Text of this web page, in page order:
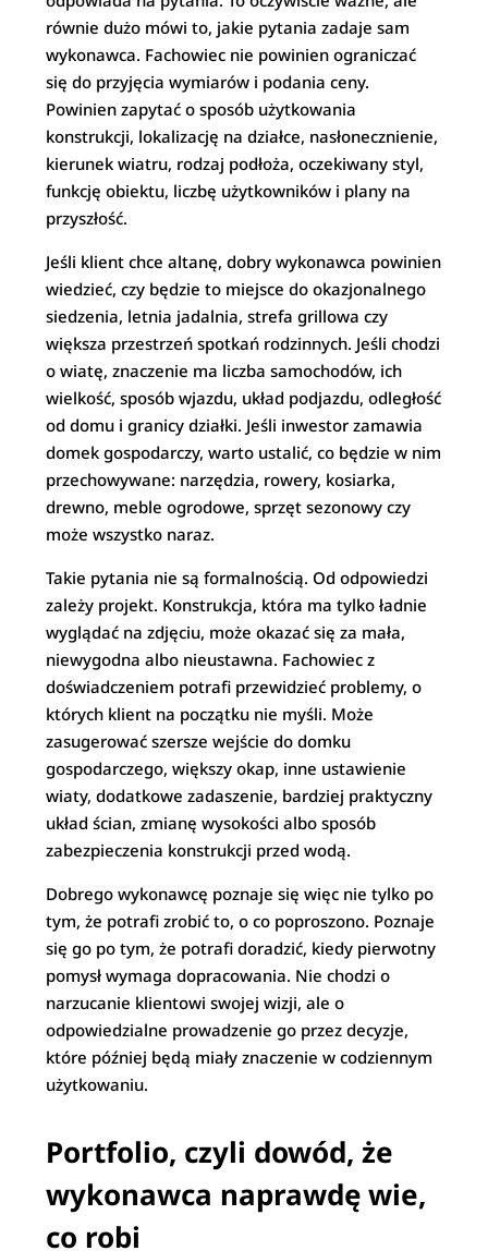
równie dużo mówi to, jakie pytania zadaje sam
wykonawca. Fachowiec nie powinien ograniczać
się do przyjęcia wymiarów i podania ceny.
Powinien zapytać o sposób użytkowania
konstrukcji, lokalizację na działce, nasłonecznienie,
kierunek wiatru, rodzaj podłoża, oczekiwany styl,
funkcję obiektu, liczbę użytkowników i plany na
przyszłość.
Jeśli klient chce altanę, dobry wykonawca powinien
wiedzieć, czy będzie to miejsce do okazjonalnego
siedzenia, letnia jadalnia, strefa grillowa czy
większa przestrzeń spotkań rodzinnych. Jeśli chodzi
o wiatę, znaczenie ma liczba samochodów, ich
wielkość, sposób wjazdu, układ podjazdu, odległość
od domu i granicy działki. Jeśli inwestor zamawia
domek gospodarczy, warto ustalić, co będzie w nim
przechowywane: narzędzia, rowery, kosiarka,
drewno, meble ogrodowe, sprzęt sezonowy czy
może wszystko naraz.
Takie pytania nie są formalnością. Od odpowiedzi
zależy projekt. Konstrukcja, która ma tylko ładnie
wyglądać na zdjęciu, może okazać się za mała,
niewygodna albo nieustawna. Fachowiec z
doświadczeniem potrafi przewidzieć problemy, o
których klient na początku nie myśli. Może
zasugerować szersze wejście do domku
gospodarczego, większy okap, inne ustawienie
wiaty, dodatkowe zadaszenie, bardziej praktyczny
układ ścian, zmianę wysokości albo sposób
zabezpieczenia konstrukcji przed wodą.
Dobrego wykonawcę poznaje się więc nie tylko po
tym, że potrafi zrobić to, o co poproszono. Poznaje
się go po tym, że potrafi doradzić, kiedy pierwotny
pomysł wymaga dopracowania. Nie chodzi o
narzucanie klientowi swojej wizji, ale o
odpowiedzialne prowadzenie go przez decyzje,
które później będą miały znaczenie w codziennym
użytkowaniu.
Portfolio, czyli dowód, że
wykonawca naprawdę wie,
co robi